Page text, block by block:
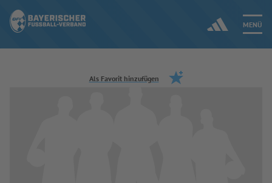
MENÜ
Jetzt einloggen
Als Favorit hinzufügen